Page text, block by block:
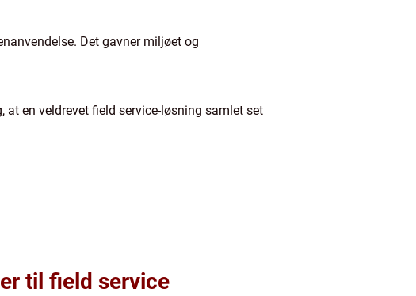
Det gavner miljøet og
en veldrevet field service-løsning samlet set
til field service